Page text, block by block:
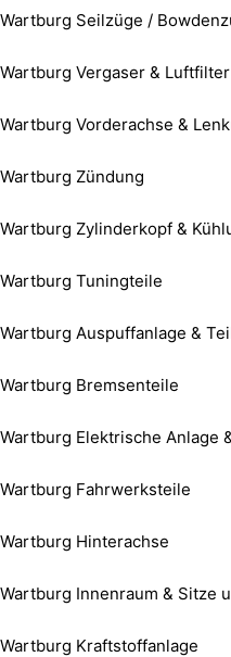
Wartburg Seilzüge /
Wartburg Vergaser & Luftfilter
Wartburg Vorderachse &
Wartburg Zündung
Wartburg Zylinderkopf &
Wartburg Tuningteile
Wartburg Auspuffanlage &
Wartburg Bremsenteile
Wartburg Elektrische Anlage
Wartburg Fahrwerksteile
Wartburg Hinterachse
Wartburg Innenraum & Sitze
Wartburg Kraftstoffanlage